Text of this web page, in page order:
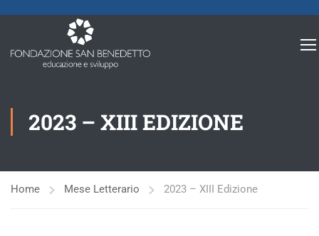
2023 – XIII EDIZIONE
Home Mese Letterario 2023 – XIII Edizione